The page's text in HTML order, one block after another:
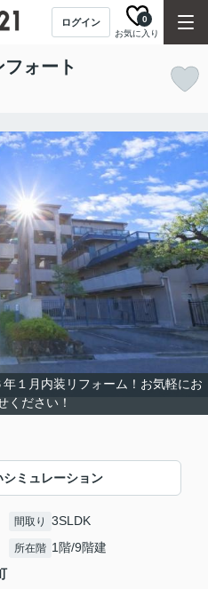
ログイン
お気に入り
0
ォート
年１月内装リフォーム！お気軽にお
ください！
シミュレーション
間取り 3SLDK
所在階 1階/9階建